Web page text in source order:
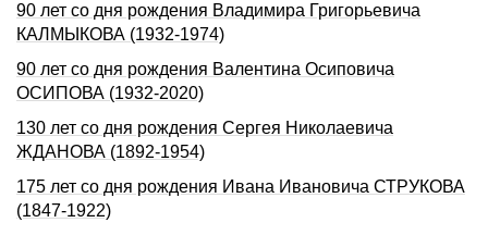
90 лет со дня рождения Владимира Григорьевича
КАЛМЫКОВА (1932-1974)
90 лет со дня рождения Валентина Осиповича
ОСИПОВА (1932-2020)
130 лет со дня pождения Сеpгея Hиколаевича
ЖДАHОВА (1892-1954)
175 лет со дня рождения Ивана Ивановича СТРУКОВА
(1847-1922)